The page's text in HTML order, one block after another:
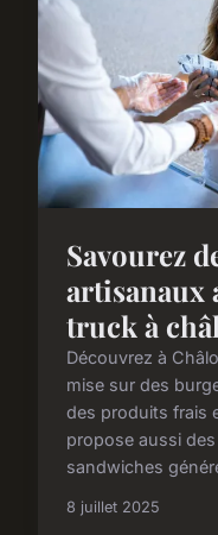
Savourez
artisanaux
truck à
Découvrez à
mise sur des
des produits frais
propose aussi
sandwiches
8 juillet 2025